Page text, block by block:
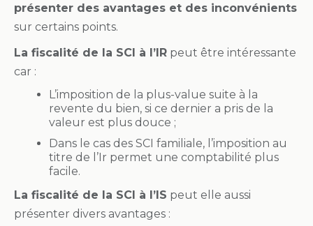
présenter des avantages et des inconvénients
sur certains points.
La fiscalité de la SCI à l’IR peut être intéressante
car :
L’imposition de la plus-value suite à la
revente du bien, si ce dernier a pris de la
valeur est plus douce ;
Dans le cas des SCI familiale, l’imposition au
titre de l’Ir permet une comptabilité plus
facile.
La fiscalité de la SCI à l’IS peut elle aussi
présenter divers avantages :